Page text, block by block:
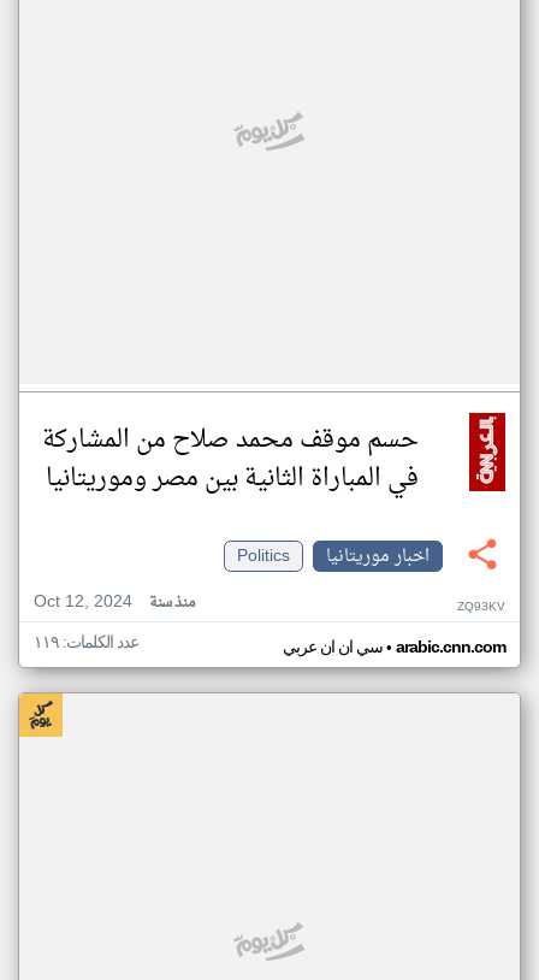
حسم موقف محمد صلاح من المشاركة
في المباراة الثانية بين مصر وموريتانيا
اخبار موريتانيا
Politics
Oct 12, 2024
منذ سنة ZQ93KV
سي ان ان عربي• arabic.cnn.com عدد الكلمات: ١١٩